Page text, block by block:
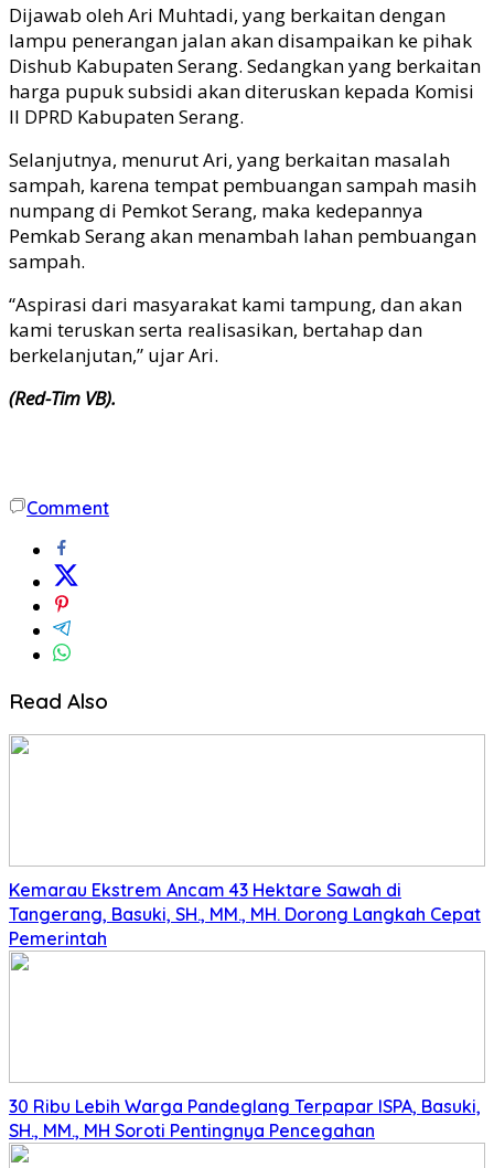
Dijawab oleh Ari Muhtadi, yang berkaitan dengan
lampu penerangan jalan akan disampaikan ke pihak
Dishub Kabupaten Serang. Sedangkan yang berkaitan
harga pupuk subsidi akan diteruskan kepada Komisi
II DPRD Kabupaten Serang.
Selanjutnya, menurut Ari, yang berkaitan masalah
sampah, karena tempat pembuangan sampah masih
numpang di Pemkot Serang, maka kedepannya
Pemkab Serang akan menambah lahan pembuangan
sampah.
“Aspirasi dari masyarakat kami tampung, dan akan
kami teruskan serta realisasikan, bertahap dan
berkelanjutan,” ujar Ari.
(Red-Tim VB).
Comment
Read Also
Kemarau Ekstrem Ancam 43 Hektare Sawah di
Tangerang, Basuki, SH., MM., MH. Dorong Langkah Cepat
Pemerintah
30 Ribu Lebih Warga Pandeglang Terpapar ISPA, Basuki,
SH., MM., MH Soroti Pentingnya Pencegahan